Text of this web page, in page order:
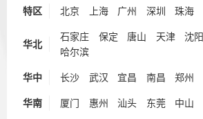
特区 北京 上海 广州 深圳 珠海
华北
石家庄 保定 唐山 天津 沈阳
哈尔滨
华中 长沙 武汉 宜昌 南昌 郑州
华南 厦门 惠州 汕头 东莞 中山